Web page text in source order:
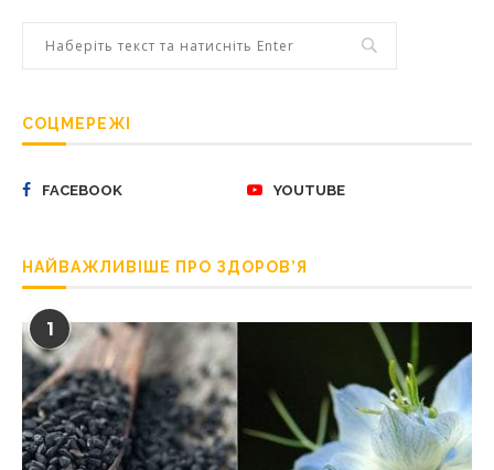
СОЦМЕРЕЖІ
FACEBOOK YOUTUBE
НАЙВАЖЛИВІШЕ ПРО ЗДОРОВ’Я
1